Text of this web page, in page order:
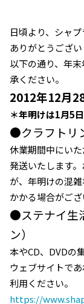
日頃より、シャ
ありがとうござい
以下の通り、年
承ください。
2012年12月
＊年明けは1月5
●クラフトリ
休業期間中にい
発送いたします
が、年明けの混
かかる場合がござ
●ステナイ生
ン）
本やCD、DVDの
ウェブサイトで
利用ください。
https://